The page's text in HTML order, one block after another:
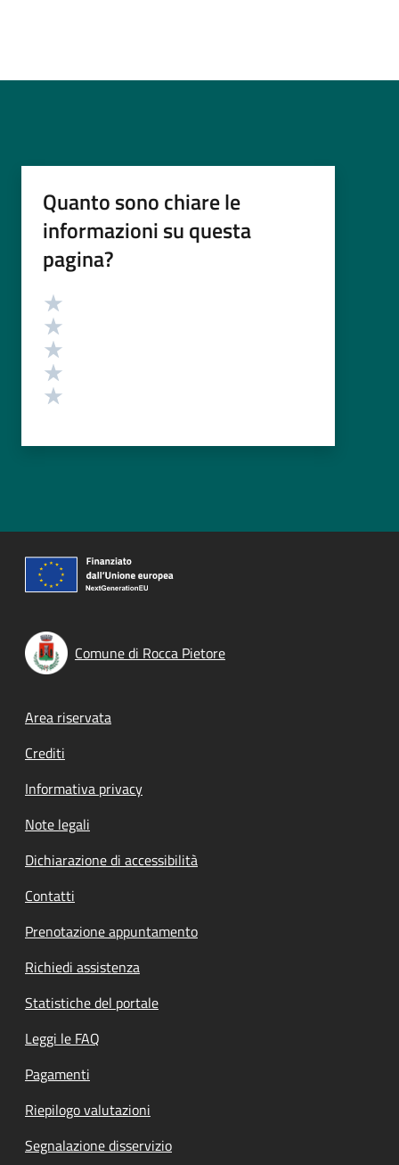
Quanto sono chiare le
informazioni su questa
pagina?
Valutazione
Comune di Rocca Pietore
Footer menu
Area riservata
Crediti
Informativa privacy
Note legali
Dichiarazione di accessibilità
Contatti
Prenotazione appuntamento
Richiedi assistenza
Statistiche del portale
Leggi le FAQ
Pagamenti
Riepilogo valutazioni
Segnalazione disservizio